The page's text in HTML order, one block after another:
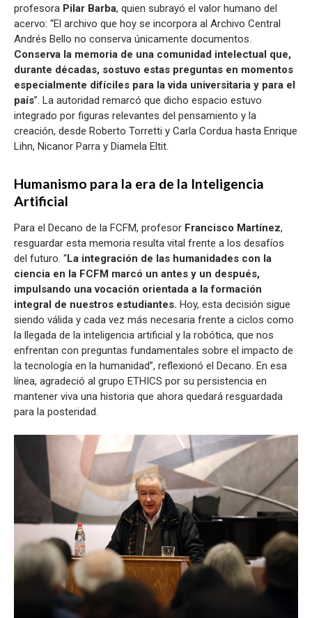
profesora Pilar Barba, quien subrayó el valor humano del
acervo: “El archivo que hoy se incorpora al Archivo Central
Andrés Bello no conserva únicamente documentos.
Conserva la memoria de una comunidad intelectual que,
durante décadas, sostuvo estas preguntas en momentos
especialmente difíciles para la vida universitaria y para el
país”. La autoridad remarcó que dicho espacio estuvo
integrado por figuras relevantes del pensamiento y la
creación, desde Roberto Torretti y Carla Cordua hasta Enrique
Lihn, Nicanor Parra y Diamela Eltit.
Humanismo para la era de la Inteligencia
Artificial
Para el Decano de la FCFM, profesor Francisco Martínez,
resguardar esta memoria resulta vital frente a los desafíos
del futuro. “La integración de las humanidades con la
ciencia en la FCFM marcó un antes y un después,
impulsando una vocación orientada a la formación
integral de nuestros estudiantes. Hoy, esta decisión sigue
siendo válida y cada vez más necesaria frente a ciclos como
la llegada de la inteligencia artificial y la robótica, que nos
enfrentan con preguntas fundamentales sobre el impacto de
la tecnología en la humanidad”, reflexionó el Decano. En esa
línea, agradeció al grupo ETHICS por su persistencia en
mantener viva una historia que ahora quedará resguardada
para la posteridad.